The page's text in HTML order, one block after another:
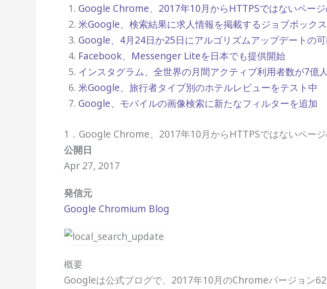
Google Chrome、2017年10月からHTTPSではないペー
米Google、検索結果に求人情報を掲載するジョブボック
Google、4月24日か25日にアルゴリズムアップデートの
Facebook、Messenger Liteを日本でも提供開始
インスタグラム、全世界の月間アクティブ利用者数が7億
米Google、旅行者タイプ別のホテルレビューをテスト中
Google、モバイルの画像検索に新たなフィルターを追加
1．Google Chrome、2017年10月からHTTPSではないペー
公開日
Apr 27, 2017
発信元
Google Chromium Blog
概要
Googleは公式ブログで、2017年10月のChromeバージョン